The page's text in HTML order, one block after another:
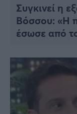
Συγκινεί η
Βόσσου: «Η
έσωσε από